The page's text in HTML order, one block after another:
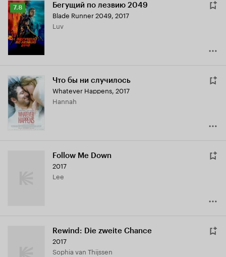
Рейтинг
Кинопоиска
7.8
7.8 Бегущий по лезвию 2049
Blade Runner 2049, 2017
Luv
Что бы ни случилось
Whatever Happens, 2017
Hannah
Follow Me Down
2017
Lee
Rewind: Die zweite Chance
2017
Sophia van Thijssen